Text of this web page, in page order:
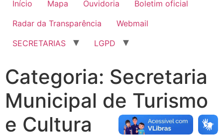
Início
Mapa Ouvidoria
Boletim oficial
Radar da Transparência
Webmail
SECRETARIAS
LGPD
Categoria: Secretaria
Municipal de Turismo
e Cultura